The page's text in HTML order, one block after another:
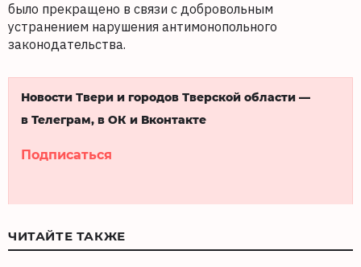
было прекращено в связи с добровольным
устранением нарушения антимонопольного
законодательства.
Новости Твери и городов Тверской области —
в Телеграм, в ОК и Вконтакте
Подписаться
ЧИТАЙТЕ ТАКЖЕ